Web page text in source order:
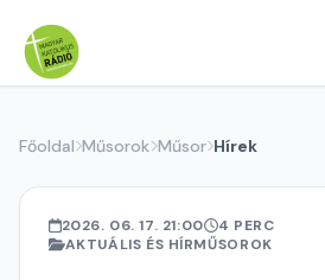
Főoldal Műsorok Műsor Hírek
2026. 06. 17. 21:00
4 PERC
AKTUÁLIS ÉS HÍRMŰSOROK